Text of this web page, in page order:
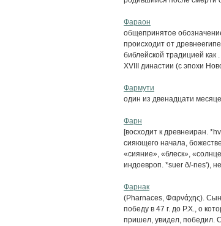
Фараон
общепринятое
происходит от
библейской традицией
XVIII династии (с эпохи
Фармути
один из двенадцати
Фарн
[восходит к древнеиран.
сияющего начала,
«сияние», «блеск»,
индоевроп. *suer ð/-nes'),
Фарнак
(Pharnaces, Φαρνάχης).
победу в 47 г. до Р.Х., о
пришел, увидел, победил.